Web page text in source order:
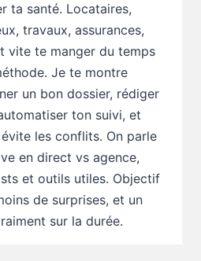
ta santé. Locataires,
travaux, assurances,
vite te manger du temps
Je te montre
un bon dossier, rédiger
ton suivi, et
les conflits. On parle
en direct vs agence,
et outils utiles. Objectif
de surprises, et un
sur la durée.